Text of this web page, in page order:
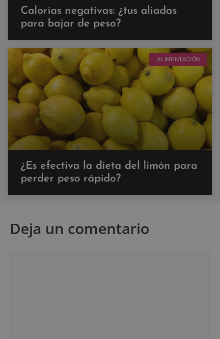
Calorías negativas: ¿tus aliadas
para bajar de peso?
ALIMENTACIÓN
¿Es efectiva la dieta del limón para
perder peso rápido?
Deja un comentario